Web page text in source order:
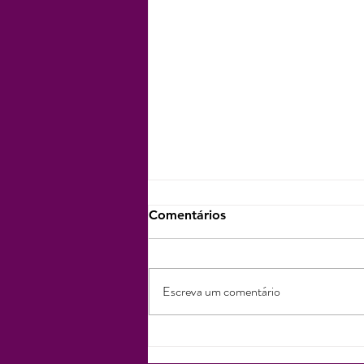
Intuição Cigana:
Comentários
Escreva um comentário